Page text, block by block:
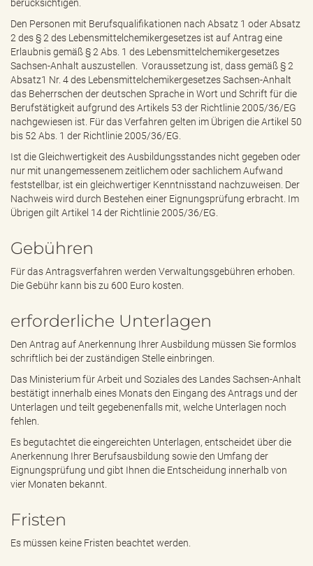
berücksichtigen.
Den Personen mit Berufsqualifikationen nach Absatz 1 oder Absatz
2 des § 2 des Lebensmittelchemikergesetzes ist auf Antrag eine
Erlaubnis gemäß § 2 Abs. 1 des Lebensmittelchemikergesetzes
Sachsen-Anhalt auszustellen. Voraussetzung ist, dass gemäß § 2
Absatz1 Nr. 4 des Lebensmittelchemikergesetzes Sachsen-Anhalt
das Beherrschen der deutschen Sprache in Wort und Schrift für die
Berufstätigkeit aufgrund des Artikels 53 der Richtlinie 2005/36/EG
nachgewiesen ist. Für das Verfahren gelten im Übrigen die Artikel 50
bis 52 Abs. 1 der Richtlinie 2005/36/EG.
Ist die Gleichwertigkeit des Ausbildungsstandes nicht gegeben oder
nur mit unangemessenem zeitlichem oder sachlichem Aufwand
feststellbar, ist ein gleichwertiger Kenntnisstand nachzuweisen. Der
Nachweis wird durch Bestehen einer Eignungsprüfung erbracht. Im
Übrigen gilt Artikel 14 der Richtlinie 2005/36/EG.
Gebühren
Für das Antragsverfahren werden Verwaltungsgebühren erhoben.
Die Gebühr kann bis zu 600 Euro kosten.
erforderliche Unterlagen
Den Antrag auf Anerkennung Ihrer Ausbildung müssen Sie formlos
schriftlich bei der zuständigen Stelle einbringen.
Das Ministerium für Arbeit und Soziales des Landes Sachsen-Anhalt
bestätigt innerhalb eines Monats den Eingang des Antrags und der
Unterlagen und teilt gegebenenfalls mit, welche Unterlagen noch
fehlen.
Es begutachtet die eingereichten Unterlagen, entscheidet über die
Anerkennung Ihrer Berufsausbildung sowie den Umfang der
Eignungsprüfung und gibt Ihnen die Entscheidung innerhalb von
vier Monaten bekannt.
Fristen
Es müssen keine Fristen beachtet werden.